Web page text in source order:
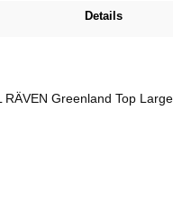
Details